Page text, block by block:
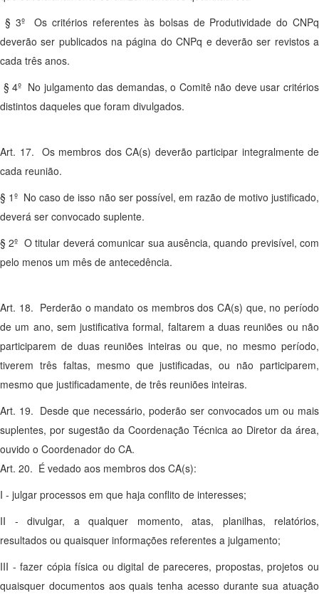
§ 3º Os critérios referentes às bolsas de Produtividade do CNPq
deverão ser publicados na página do CNPq e deverão ser revistos a
cada três anos.
§ 4º No julgamento das demandas, o Comitê não deve usar critérios
distintos daqueles que foram divulgados.
Art. 17. Os membros dos CA(s) deverão participar integralmente de
cada reunião.
§ 1º No caso de isso não ser possível, em razão de motivo justificado,
deverá ser convocado suplente.
§ 2º O titular deverá comunicar sua ausência, quando previsível, com
pelo menos um mês de antecedência.
Art. 18. Perderão o mandato os membros dos CA(s) que, no período
de um ano, sem justificativa formal, faltarem a duas reuniões ou não
participarem de duas reuniões inteiras ou que, no mesmo período,
tiverem três faltas, mesmo que justificadas, ou não participarem,
mesmo que justificadamente, de três reuniões inteiras.
Art. 19. Desde que necessário, poderão ser convocados um ou mais
suplentes, por sugestão da Coordenação Técnica ao Diretor da área,
ouvido o Coordenador do CA.
Art. 20. É vedado aos membros dos CA(s):
I - julgar processos em que haja conflito de interesses;
II - divulgar, a qualquer momento, atas, planilhas, relatórios,
resultados ou quaisquer informações referentes a julgamento;
III - fazer cópia física ou digital de pareceres, propostas, projetos ou
quaisquer documentos aos quais tenha acesso durante sua atuação